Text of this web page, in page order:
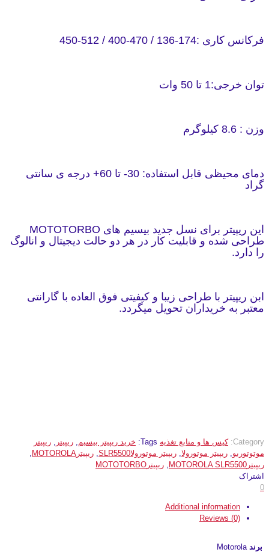
فرکانس کاری :174-136 / 470-400 / 512-450
توان خرجی:1 تا 50 وات
وزن : 8.6 کیلوگرم
دمای محیظی قابل استفاده: 30- تا 60+ درجه ی سانتی
گراد
طراحی شده و قابلیت کار در هر دو حالت دیجیتال و انالوگ
را دارد.
ابن ریپیتر با طراحی زیبا و کیفیتی فوق العاده با گارانتی
معتبر به خریداران تحویل میگردد.
Category: کیس ها و منابع تغذیه Tags: خرید ریپیتر بیسیم ریپیتر
ریپیتر
موتوتوربو ریپیتر موتورولا ریپیتر موتورولاSLR5500 ریپیترMOTOROLA
ریپیترMOTOROLA SLR5500
ریپیترMOTOTORBO
اشتراک
0
Additional information
Reviews (0)
برند Motorola